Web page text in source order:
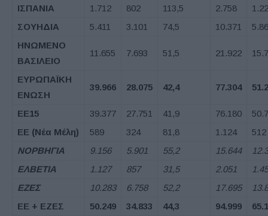
ΙΣΠΑΝΙΑ
1.712 802 113,5 2.758
ΣΟΥΗΔΙΑ
5.411 3.101 74,5 10.371
ΗΝΩΜΕΝΟ
ΒΑΣΙΛΕΙΟ
11.655 7.693 51,5 21.922
ΕΥΡΩΠΑΪΚΗ
ΕΝΩΣΗ
39.966 28.075 42,4 77.304
ΕΕ15 39.377 27.751 41,9 76.180
ΕΕ (Νέα Μέλη) 589 324 81,8 1.124
512
ΝΟΡΒΗΓΙΑ
9.156 5.901 55,2 15.644
ΕΛΒΕΤΙΑ
1.127 857 31,5 2.051
ΕΖΕΣ
10.283 6.758 52,2 17.695
ΕΕ + ΕΖΕΣ 50.249 34.833 44,3 94.999